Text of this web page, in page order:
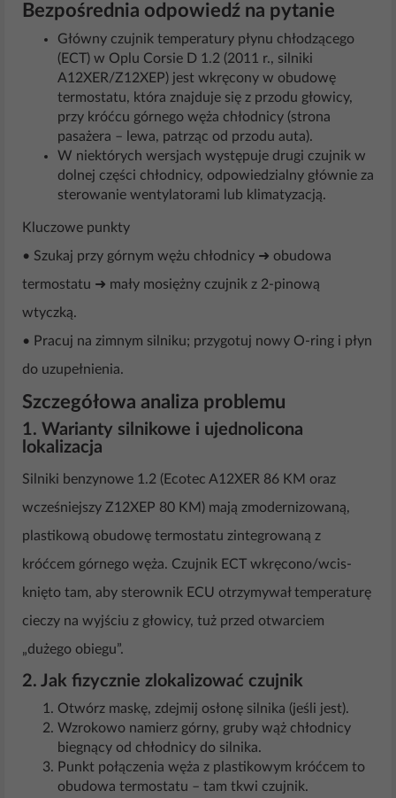
Bezpośrednia odpowiedź na pytanie
Główny czujnik temperatury płynu chłodzącego
(ECT) w Oplu Corsie D 1.2 (2011 r., silniki
A12XER/Z12XEP) jest wkręcony w obudowę
termostatu, która znajduje się z przodu głowicy,
przy króćcu górnego węża chłodnicy (strona
pasażera – lewa, patrząc od przodu auta).
W niektórych wersjach występuje drugi czujnik w
dolnej części chłodnicy, odpowiedzialny głównie za
sterowanie wentylatorami lub klimatyzacją.
Kluczowe punkty
• Szukaj przy górnym wężu chłodnicy ➜ obudowa
termostatu ➜ mały mosiężny czujnik z 2-pinową
wtyczką.
• Pracuj na zimnym silniku; przygotuj nowy O-ring i płyn
do uzupełnienia.
Szczegółowa analiza problemu
1. Warianty silnikowe i ujednolicona
lokalizacja
Silniki benzynowe 1.2 (Ecotec A12XER 86 KM oraz
wcześniejszy Z12XEP 80 KM) mają zmodernizowaną,
plastikową obudowę termostatu zintegrowaną z
króćcem górnego węża. Czujnik ECT wkręcono/wcis­
knięto tam, aby sterownik ECU otrzymywał temperaturę
cieczy na wyjściu z głowicy, tuż przed otwarciem
„dużego obiegu”.
2. Jak fizycznie zlokalizować czujnik
Otwórz maskę, zdejmij osłonę silnika (jeśli jest).
Wzrokowo namierz górny, gruby wąż chłodnicy
biegnący od chłodnicy do silnika.
Punkt połączenia węża z plastikowym króćcem to
obudowa termostatu – tam tkwi czujnik.